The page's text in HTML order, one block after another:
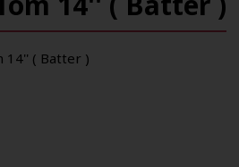
14'' ( Batter )